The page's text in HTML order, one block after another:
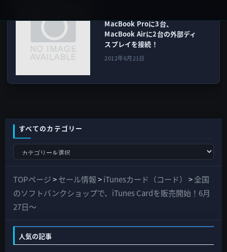
MacBook Proに3台、
MacBook Airに2台の外部ディ
スプレイを接続！
2012年6月21日
すべてのカテゴリー
て
の
カ
リ
TOPページ>セール情報>iTunesカード（コード） >全国
のソフトバンクショップで、iTunes Cardを販売開始！6月
27日〜
人気の記事